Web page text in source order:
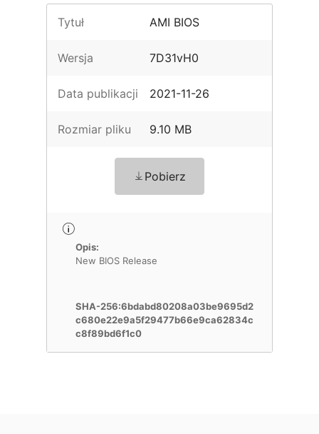
Tytuł AMI BIOS
Wersja 7D31vH0
Data publikacji 2021-11-26
Rozmiar pliku 9.10 MB
Pobierz
Opis:
New BIOS Release
SHA-256:6bdabd80208a03be9695d2
c680e22e9a5f29477b66e9ca62834c
c8f89bd6f1c0